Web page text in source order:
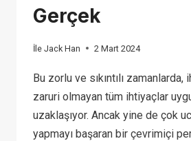
Gerçek
İle Jack Han 2 Mart 2024
Bu zorlu ve sıkıntılı
zaruri olmayan tüm ihtiyaçlar
uzaklaşıyor. Ancak yine de çok
yapmayı başaran bir çevrimiçi